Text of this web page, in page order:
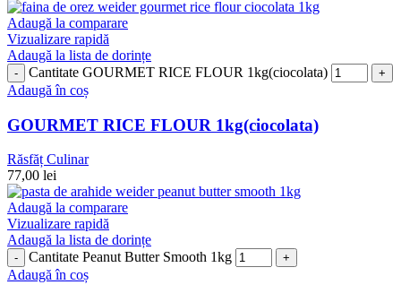
Adaugă la comparare
Vizualizare rapidă
Adaugă la lista de dorințe
Cantitate GOURMET RICE FLOUR 1kg(ciocolata)
Adaugă în coș
GOURMET RICE FLOUR 1kg(ciocolata)
Răsfăț Culinar
77,00 lei
Adaugă la comparare
Vizualizare rapidă
Adaugă la lista de dorințe
Cantitate Peanut Butter Smooth 1kg
Adaugă în coș